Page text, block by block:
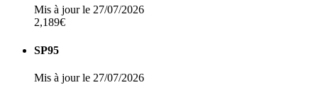
Mis à jour le 27/07/2026
2,189€
SP95
Mis à jour le 27/07/2026